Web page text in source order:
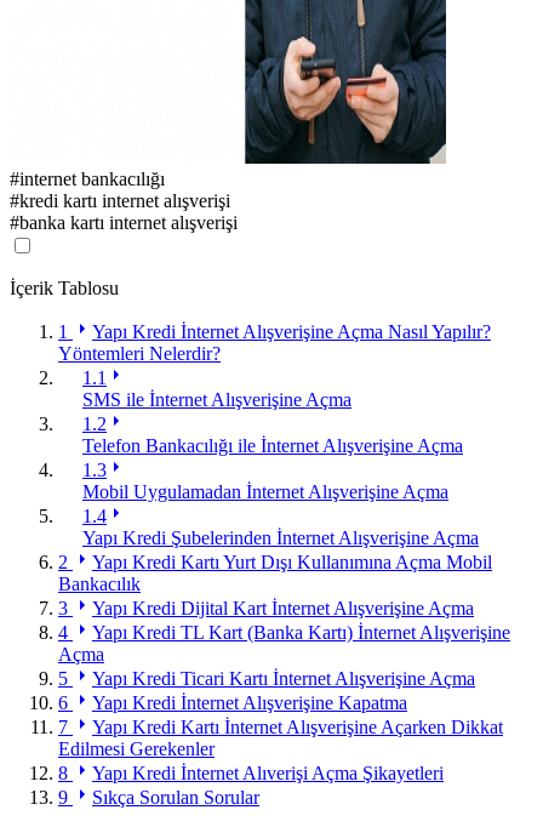
#internet bankacılığı
#kredi kartı internet alışverişi
#banka kartı internet alışverişi
İçerik Tablosu
1
Yapı Kredi İnternet Alışverişine Açma Nasıl Yapılır?
Yöntemleri Nelerdir?
1.1
SMS ile İnternet Alışverişine Açma
1.2
Telefon Bankacılığı ile İnternet Alışverişine Açma
1.3
Mobil Uygulamadan İnternet Alışverişine Açma
1.4
Yapı Kredi Şubelerinden İnternet Alışverişine Açma
2
Yapı Kredi Kartı Yurt Dışı Kullanımına Açma Mobil
Bankacılık
3
Yapı Kredi Dijital Kart İnternet Alışverişine Açma
4
Yapı Kredi TL Kart (Banka Kartı) İnternet Alışverişine
Açma
5
Yapı Kredi Ticari Kartı İnternet Alışverişine Açma
6
Yapı Kredi İnternet Alışverişine Kapatma
7
Yapı Kredi Kartı İnternet Alışverişine Açarken Dikkat
Edilmesi Gerekenler
8
Yapı Kredi İnternet Alıverişi Açma Şikayetleri
9
Sıkça Sorulan Sorular